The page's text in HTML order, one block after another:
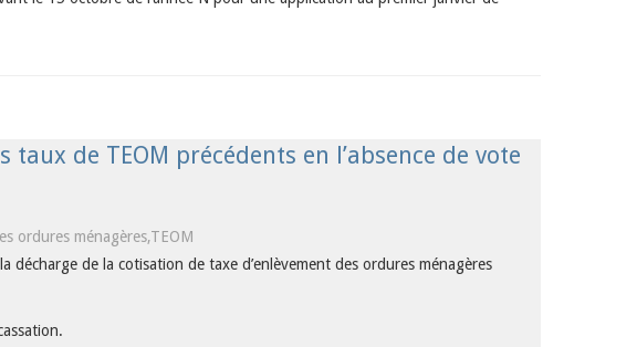
de TEOM précédents en l’absence de vote
ordures ménagères,TEOM
de la cotisation de taxe d’enlèvement des ordures ménagères